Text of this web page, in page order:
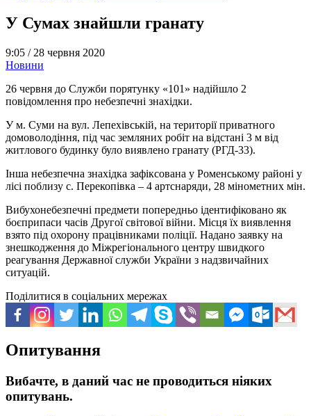
У Сумах знайшли гранату
9:05 / 28 червня 2020
Новини
26 червня до Служби порятунку «101» надійшло 2
повідомлення про небезпечні знахідки.
У м. Суми на вул. Лепехівській, на території приватного
домоволодіння, під час земляних робіт на відстані 3 м від
житлового будинку було виявлено гранату (РГД-33).
Інша небезпечна знахідка зафіксована у Роменському районі у
лісі поблизу с. Перекопівка – 4 артснаряди, 28 мінометних мін.
Вибухонебезпечні предмети попередньо ідентифіковано як
боєприпаси часів Другої світової війни. Місця їх виявлення
взято під охорону працівниками поліції. Надано заявку на
знешкодження до Міжрегіонального центру швидкого
реагування Державної служби України з надзвичайних
ситуацій.
Поділитися в соціальних мережах
Опитування
Вибачте, в даний час не проводиться ніяких
опитувань.